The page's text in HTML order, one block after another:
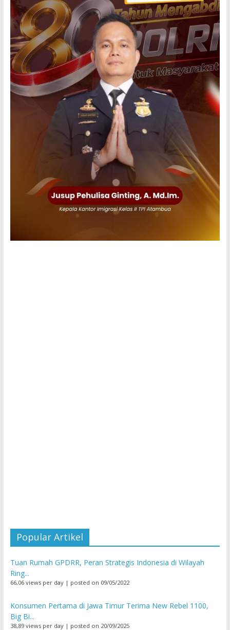
Popular Artikel
Tuan Rumah GPDRR, Peran Strategis Indonesia di Wilayah
Ring...
66,06 views per day| posted on 09/05/2022
Konsumen Pertama di Jawa Timur Terima New Rebel 1100,
Big Bi...
38,89 views per day| posted on 20/09/2025